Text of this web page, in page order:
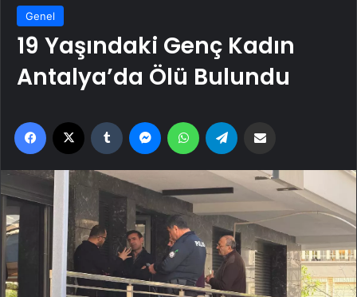
Genel
19 Yaşındaki Genç Kadın
Antalya’da Ölü Bulundu
Facebook Tumblr MessengerWhatsApp